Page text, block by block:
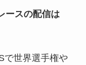
ースの配信は
で世界選手権や